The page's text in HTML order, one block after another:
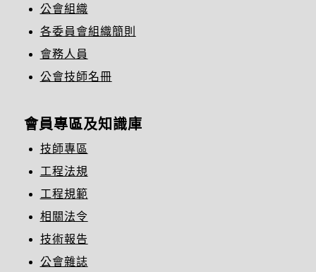
公會組織
各委員會組織簡則
會務人員
公會技師名冊
會員專區及知識庫
技師專區
工程法規
工程規範
相關法令
技術報告
公會雜誌